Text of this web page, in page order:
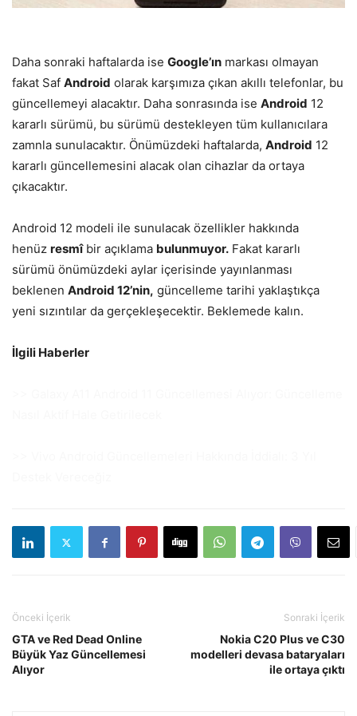
Daha sonraki haftalarda ise Google’ın markası olmayan
fakat Saf Android olarak karşımıza çıkan akıllı telefonlar, bu
güncellemeyi alacaktır. Daha sonrasında ise Android 12
kararlı sürümü, bu sürümü destekleyen tüm kullanıcılara
zamnla sunulacaktır. Önümüzdeki haftalarda, Android 12
kararlı güncellemesini alacak olan cihazlar da ortaya
çıkacaktır.
Android 12 modeli ile sunulacak özellikler hakkında
henüz resmîbir açıklama bulunmuyor. Fakat kararlı
sürümü önümüzdeki aylar içerisinde yayınlanması
beklenen Android 12’nin, güncelleme tarihi yaklaştıkça
yeni sızıntılar da gerçekleşecektir. Beklemede kalın.
İlgili Haberler
Önceki İçerik
GTA ve Red Dead Online
Büyük Yaz Güncellemesi
Alıyor
Sonraki İçerik
Nokia C20 Plus ve C30
modelleri devasa bataryaları
ile ortaya çıktı